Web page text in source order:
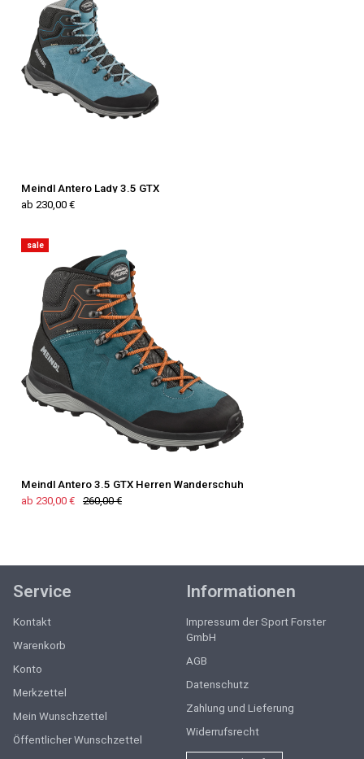
Meindl Antero Lady 3.5 GTX
ab 230,00 €
sale
Meindl Antero 3.5 GTX Herren Wanderschuh
ab 230,00 €
260,00 €
Service
Kontakt
Warenkorb
Konto
Merkzettel
Mein Wunschzettel
Öffentlicher Wunschzettel
Informationen
Impressum der Sport Forster
GmbH
AGB
Datenschutz
Zahlung und Lieferung
Widerrufsrecht